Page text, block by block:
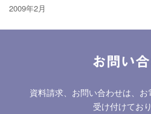
2009年2月
お問い
資料請求、お問い合わせは、
受け付けており